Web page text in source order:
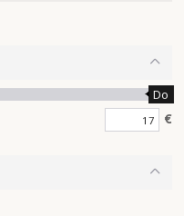
Do
€